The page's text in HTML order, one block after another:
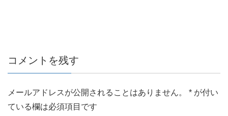
コメントを残す
メールアドレスが公開されることはありません。 * が付い
ている欄は必須項目です